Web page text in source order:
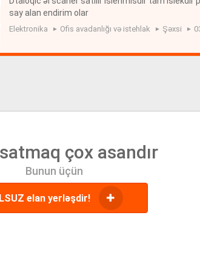
say alan endirim olar
Elektronika Ofis avadanlığı və istehlak Şəxsi
çox asandır
Bunun üçün
elan yerləşdir!